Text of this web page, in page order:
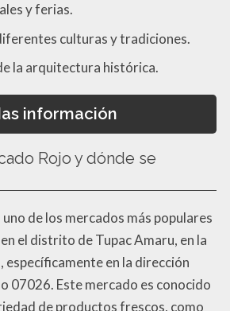
y ferias.
culturas y tradiciones.
la arquitectura histórica.
información
Rojo y dónde se
de los mercados más populares
el distrito de Tupac Amaru, en la
específicamente en la dirección
07026. Este mercado es conocido
de productos frescos, como